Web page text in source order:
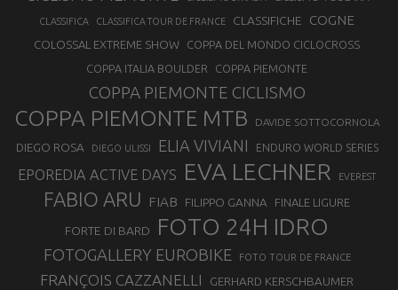
CLASSIFICA CLASSIFICA TOUR DE FRANCE CLASSIFICHE COGNE
COLOSSAL EXTREME SHOW
COPPA DEL MONDO CICLOCROSS
COPPA ITALIA BOULDER
COPPA PIEMONTE
COPPA PIEMONTE CICLISMO
COPPA PIEMONTE MTB DAVIDE SOTTOCORNOLA
DIEGO ROSA DIEGO ULISSI ELIA VIVIANI ENDURO WORLD SERIES
EPOREDIA ACTIVE DAYS EVA LECHNER EVEREST
FABIO ARU FIAB FILIPPO GANNA FINALE LIGURE
FORTE DI BARD FOTO 24H IDRO
FOTOGALLERY EUROBIKE FOTO TOUR DE FRANCE
FRANÇOIS CAZZANELLI GERHARD KERSCHBAUMER